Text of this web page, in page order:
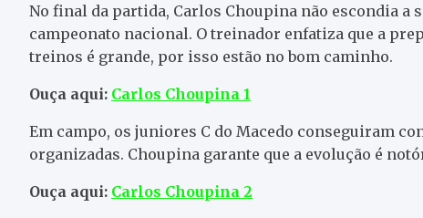
No final da partida, Carlos Choupina não escondia
campeonato nacional. O treinador enfatiza que a
treinos é grande, por isso estão no bom caminho.
Ouça aqui: Carlos Choupina 1
Em campo, os juniores C do Macedo conseguiram
organizadas. Choupina garante que a evolução é
Ouça aqui: Carlos Choupina 2